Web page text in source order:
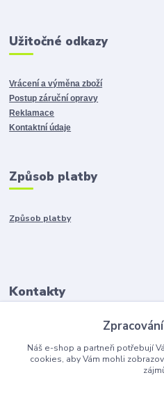
Užitočné odkazy
Vrácení a výměna zboží
Postup záruční opravy
Reklamace
Kontaktní údaje
Způsob platby
Způsob platby
Kontakty
Po-Pia 8:00-15:00
Náš e-shop a partneři potřebují
cookies, aby Vám mohli